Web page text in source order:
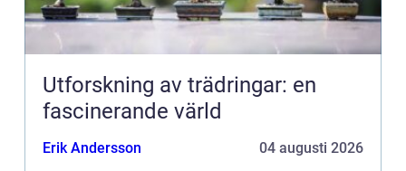
Utforskning av trädringar: en
fascinerande värld
Erik Andersson 04 augusti 2026